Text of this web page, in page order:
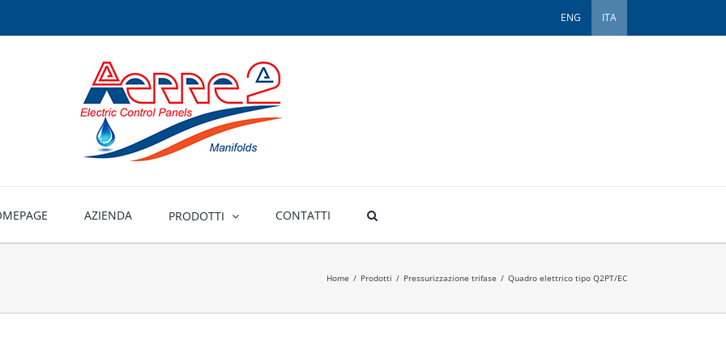
ENG ITA
AZIENDA PRODOTTI CONTATTI
Home / Prodotti / Pressurizzazione trifase / Quadro elettrico tipo Q2PT/EC